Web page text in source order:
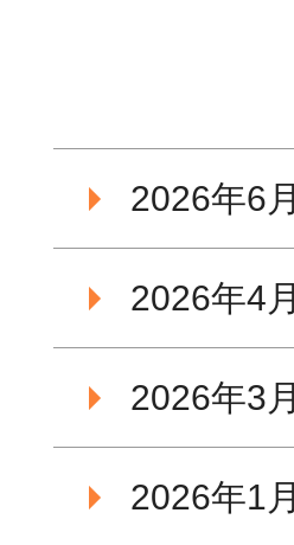
2026年6月
2026年4月
2026年3月
2026年1月